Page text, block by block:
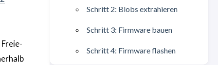
Schritt 2: Blobs extrahieren
Schritt 3: Firmware bauen
Schritt 4: Firmware flashen